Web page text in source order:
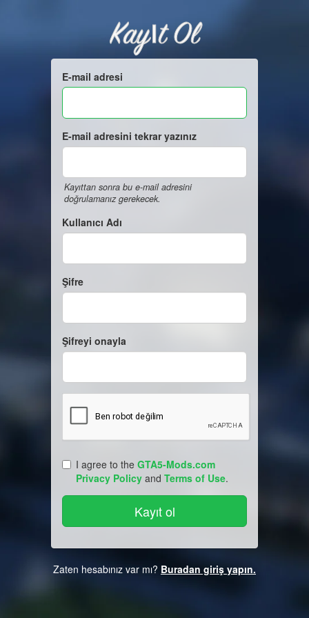
Kayıt Ol
E-mail adresi
E-mail adresini tekrar yazınız
Kayıttan sonra bu e-mail adresini
doğrulamanız gerekecek.
Kullanıcı Adı
Şifre
Şifreyi onayla
I agree to the GTA5-Mods.com
Privacy Policy and Terms of Use.
Zaten hesabınız var mı? Buradan giriş yapın.